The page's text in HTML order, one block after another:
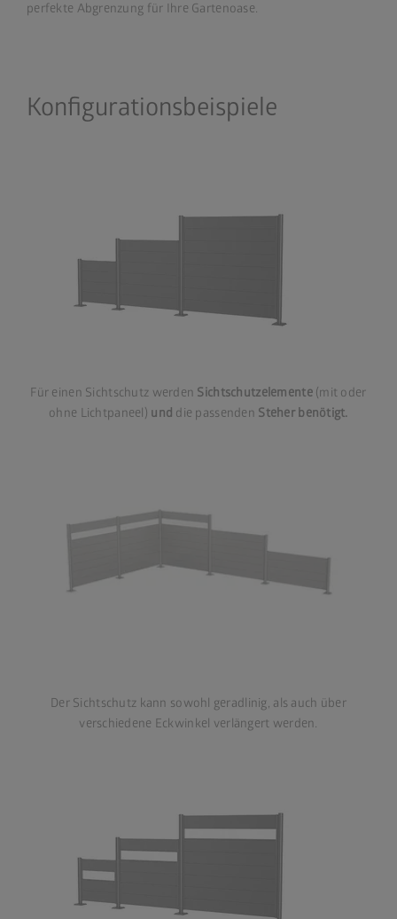
perfekte Abgrenzung für Ihre Gartenoase.
Konfigurationsbeispiele
Für einen Sichtschutz werden Sichtschutzelemente (mit oder
ohne Lichtpaneel) und die passenden Steher benötigt.
Der Sichtschutz kann sowohl geradlinig, als auch über
verschiedene Eckwinkel verlängert werden.